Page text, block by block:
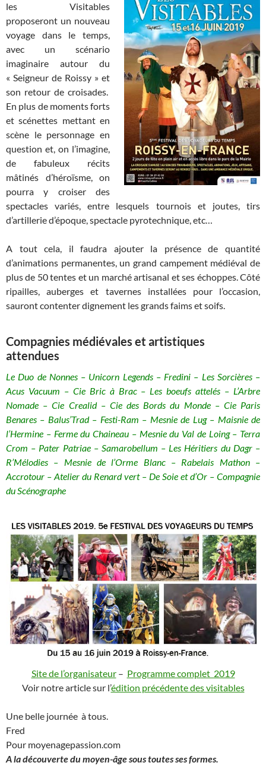
les Visitables
proposeront un nouveau
voyage dans le temps,
avec un scénario
imaginaire autour du
« Seigneur de Roissy » et
son retour de croisades.
En plus de moments forts
et scénettes mettant en
scène le personnage en
question et, on l’imagine,
de fabuleux récits
mâtinés d’héroïsme, on
pourra y croiser des
spectacles variés, entre lesquels tournois et joutes, tirs
d’artillerie d’époque, spectacle pyrotechnique, etc…
A tout cela, il faudra ajouter la présence de quantité
d’animations permanentes, un grand campement médiéval de
plus de 50 tentes et un marché artisanal et ses échoppes. Côté
ripailles, auberges et tavernes installées pour l’occasion,
sauront contenter dignement les grands faims et soifs.
Compagnies médiévales et artistiques
attendues
Le Duo de Nonnes – Unicorn Legends – Fredini – Les Sorcières –
Acus Vacuum – Cie Bric à Brac – Les boeufs attelés – L’Arbre
Nomade – Cie Crealid – Cie des Bords du Monde – Cie Paris
Benares – Balus’Trad – Festi-Ram – Mesnie de Lug – Maisnie de
l’Hermine – Ferme du Chaineau – Mesnie du Val de Loing – Terra
Crom – Pater Patriae – Samarobellum – Les Héritiers du Dagr –
R’Mélodies – Mesnie de l’Orme Blanc – Rabelais Mathon –
Accrotour – Atelier du Renard vert – De Soie et d’Or – Compagnie
du Scénographe
Site de l’organisateur– Programme complet 2019
Voir notre article sur l’édition précédente des visitables
Une belle journée à tous.
Fred
Pour moyenagepassion.com
A la découverte du moyen-âge sous toutes ses formes.